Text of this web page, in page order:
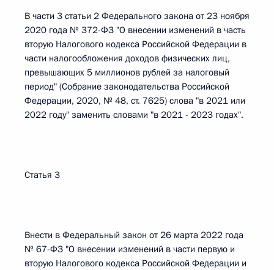
В части 3 статьи 2 Федерального закона от 23 ноября
2020 года № 372-ФЗ "О внесении изменений в часть
вторую Налогового кодекса Российской Федерации в
части налогообложения доходов физических лиц,
превышающих 5 миллионов рублей за налоговый
период" (Собрание законодательства Российской
Федерации, 2020, № 48, ст. 7625) слова "в 2021 или
2022 году" заменить словами "в 2021 - 2023 годах".
Статья 3
Внести в Федеральный закон от 26 марта 2022 года
№ 67-ФЗ "О внесении изменений в части первую и
вторую Налогового кодекса Российской Федерации и